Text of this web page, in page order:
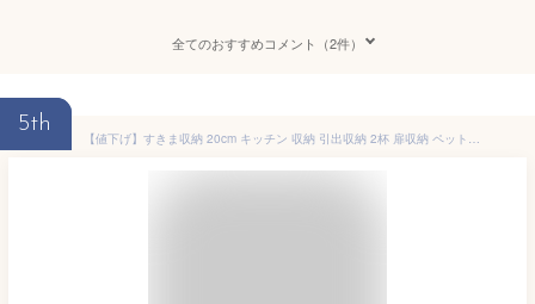
全てのおすすめコメント（2件）
5th
【値下げ】すきま収納 20cm キッチン 収納 引出収納 2杯 扉収納 ペットボトル ストッカー 隙間収納 収納棚 棚 ラック すき間 すき間ラック チェスト スリムラック ホワイト おしゃれ 新生活 一人暮らし